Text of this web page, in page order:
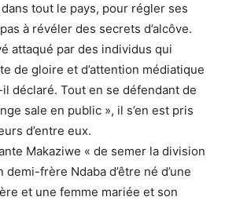
tout le pays, pour régler ses
à révéler des secrets d’alcôve.
attaqué par des individus qui
de gloire et d’attention médiatique
déclaré. Tout en se défendant de
sale en public », il s’en est pris
d’entre eux.
Makaziwe « de semer la division
frère Ndaba d’être né d’une
et une femme mariée et son